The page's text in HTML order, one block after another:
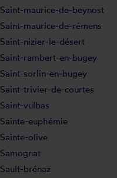
Saint-maurice-de-beynost
Saint-maurice-de-rémens
Saint-nizier-le-désert
Saint-rambert-en-bugey
Saint-sorlin-en-bugey
Saint-trivier-de-courtes
Saint-vulbas
Sainte-euphémie
Sainte-olive
Samognat
Sault-brénaz